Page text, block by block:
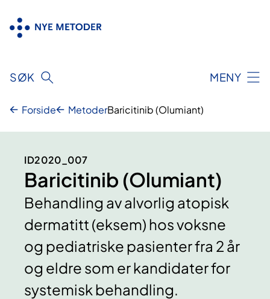
innhold
SØK MENY
Forside MetoderBaricitinib (Olumiant)
ID2020_007
Baricitinib (Olumiant)
Behandling av alvorlig atopisk
dermatitt (eksem) hos voksne
og pediatriske pasienter fra 2 år
og eldre som er kandidater for
systemisk behandling.